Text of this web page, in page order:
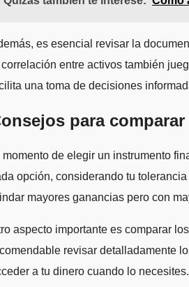
es esencial revisar la
entre activos también
una toma de decisiones
para
momento de elegir un instrumento
opción, considerando tu
mayores ganancias pero con
aspecto importante es comparar
revisar detalladamente
a tu dinero cuando lo necesites.